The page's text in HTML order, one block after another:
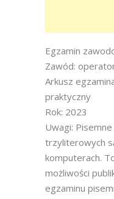
Egzamin
Zawód:
Arkusz
praktyczny
Rok: 2023
Uwagi:
trzyliterowych
komputerach.
możliwości
egzaminu